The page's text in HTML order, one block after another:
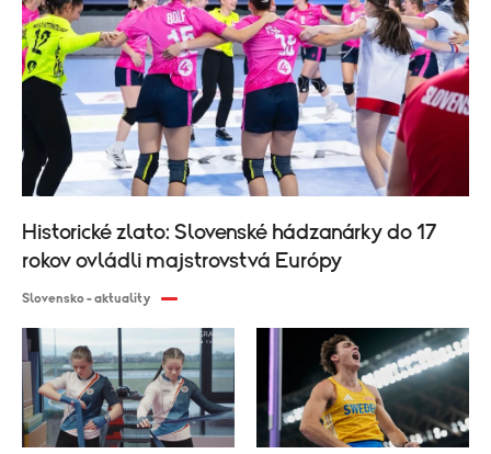
Historické zlato: Slovenské hádzanárky do 17
rokov ovládli majstrovstvá Európy
Slovensko - aktuality